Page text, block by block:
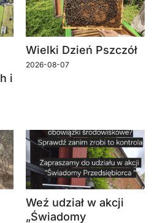
i
Wielki Dzień Pszczół
2026-08-07
Weź udział w akcji
„Świadomy